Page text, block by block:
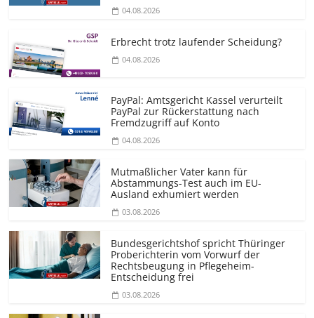
04.08.2026
Erbrecht trotz laufender Scheidung?
04.08.2026
PayPal: Amtsgericht Kassel verurteilt
PayPal zur Rückerstattung nach
Fremdzugriff auf Konto
04.08.2026
Mutmaßlicher Vater kann für
Abstammungs-Test auch im EU-
Ausland exhumiert werden
03.08.2026
Bundesgerichtshof spricht Thüringer
Proberichterin vom Vorwurf der
Rechtsbeugung in Pflegeheim-
Entscheidung frei
03.08.2026